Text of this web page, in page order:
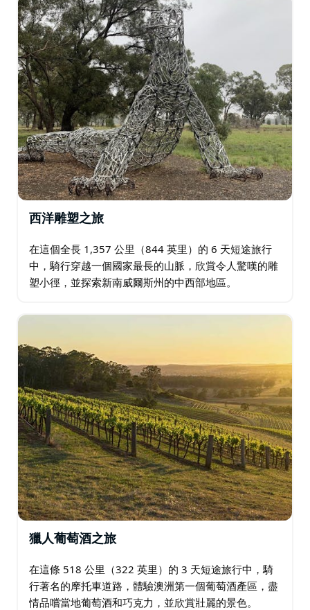
西洋雕塑之旅
在這個全長 1,357 公里（844 英里）的 6 天短途旅行
中，騎行穿越一個國家最長的山脈，欣賞令人驚嘆的雕
塑小徑，並探索新南威爾斯州的中西部地區。
獵人葡萄酒之旅
在這條 518 公里（322 英里）的 3 天短途旅行中，騎
行著名的摩托車道路，體驗澳洲第一個葡萄酒產區，盡
情品嚐當地葡萄酒和巧克力，並欣賞壯麗的景色。